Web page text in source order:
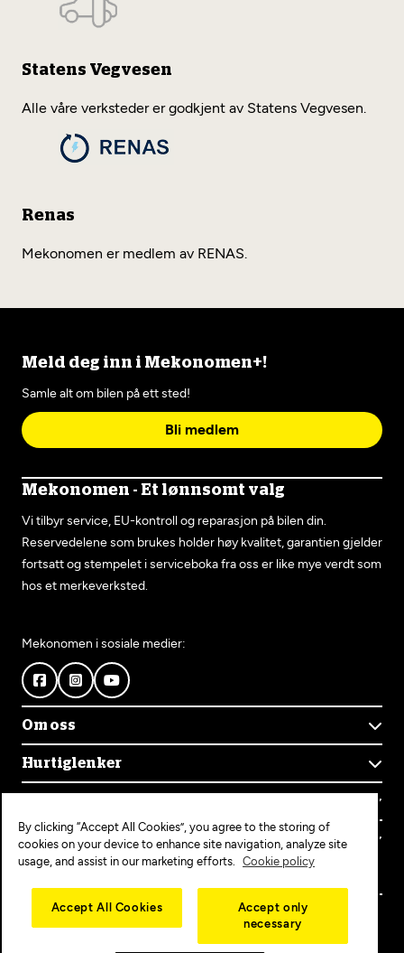
Statens Vegvesen
Alle våre verksteder er godkjent av Statens Vegvesen.
Renas
Mekonomen er medlem av RENAS.
Meld deg inn i Mekonomen+!
Samle alt om bilen på ett sted!
Bli medlem
Mekonomen - Et lønnsomt valg
Vi tilbyr service, EU-kontroll og reparasjon på bilen din.
Reservedelene som brukes holder høy kvalitet, garantien gjelder
fortsatt og stempelet i serviceboka fra oss er like mye verdt som
hos et merkeverksted.
Mekonomen i sosiale medier:
Om oss
Om Mekonomen
Mekonomens historie
Jobb i Mekonomen
Bærekraft
Bli Mekonomen-verksted
Hurtiglenker
Finn verksted
Bestill time
Opprett konto
Kundeservice
Ofte stilte spørsmål
Mekonomen+
Personvern
Populære tjenester
Bilservice
EU-kontroll
Diagnose/Feilsøking
Dekkskift
Copyright © 2025 MEKO Norway AS
Personvernerklæring
By clicking “Accept All Cookies”, you agree to the storing of
cookies on your device to enhance site navigation, analyze site
usage, and assist in our marketing efforts.
Cookie policy
Accept All Cookies
Accept only
necessary